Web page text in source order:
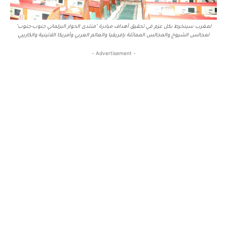
لمغرب سينخرط بكل عزم في تحقيق أهداف مبادرة "منتدى الحوار البرلماني جنوب-جنوب"
لمجالس الشيوخ والمجالس المماثلة بإفريقيا والعالم العربي وأمريكا اللاتينية والكاريبي
- Advertisement -